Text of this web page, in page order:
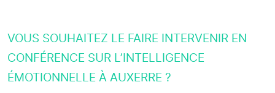
VOUS SOUHAITEZ LE FAIRE INTERVENIR EN
CONFÉRENCE SUR L’INTELLIGENCE
ÉMOTIONNELLE À AUXERRE ?